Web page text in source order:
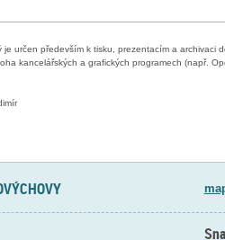
určen především k tisku, prezentacím a archivaci
kancelářských a grafických programech (např.